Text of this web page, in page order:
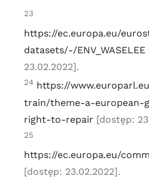
23
https://ec.europa.eu/
datasets/-/ENV_WASELEE
23.02.2022].
24 https://
train/theme-a-european-
right-to-repair [dostęp:
25
https://ec.europa.eu/
[dostęp: 23.02.2022].